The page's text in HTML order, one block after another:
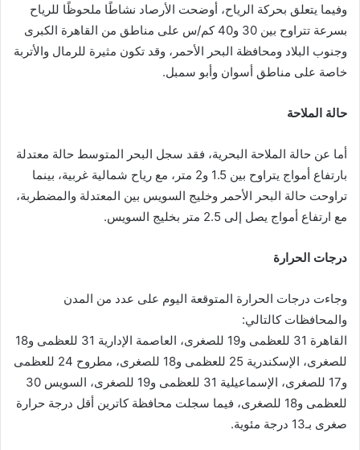
وفيما يتعلق بحركة الرياح، أوضحت الأرصاد نشاطًا ملحوظًا للرياح
بسرعة تتراوح بين 30 و40 كم/س على مناطق من القاهرة الكبرى
وجنوب البلاد ومحافظة البحر الأحمر، وقد تكون مثيرة للرمال والأتربة
خاصة على مناطق أسوان وأبو سمبل.
حالة الملاحة
أما عن حالة الملاحة البحرية، فقد سجل البحر المتوسط حالة معتدلة
بارتفاع أمواج يتراوح بين 1.5 و2 متر، مع رياح شمالية غربية، بينما
تراوحت حالة البحر الأحمر وخليج السويس بين المعتدلة والمضطربة،
مع ارتفاع أمواج يصل إلى 2.5 متر بخليج السويس.
درجات الحرارة
وجاءت درجات الحرارة المتوقعة اليوم على عدد من المدن
والمحافظات كالتالي:
القاهرة 31 للعظمى و19 للصغرى، العاصمة الإدارية 31 للعظمى و18
للصغرى، الإسكندرية 25 للعظمى و18 للصغرى، مطروح 24 للعظمى
و17 للصغرى، الإسماعيلية 31 للعظمى و19 للصغرى، السويس 30
للعظمى و18 للصغرى، فيما سجلت محافظة كاترين أقل درجة حرارة
صغرى بـ13 درجة مئوية.